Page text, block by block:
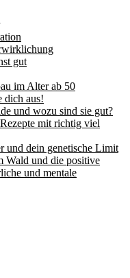
gut
im Alter ab 50
dich aus!
und wozu sind sie gut?
mit richtig viel
und dein genetische Limit
Wald und die positive
und mentale